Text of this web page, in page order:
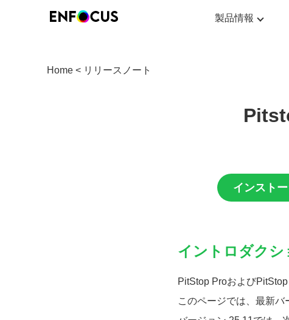
製品情報
Home < リリースノート
インスト
イントロダクシ
PitStop Proおよび
このページでは、最新バ